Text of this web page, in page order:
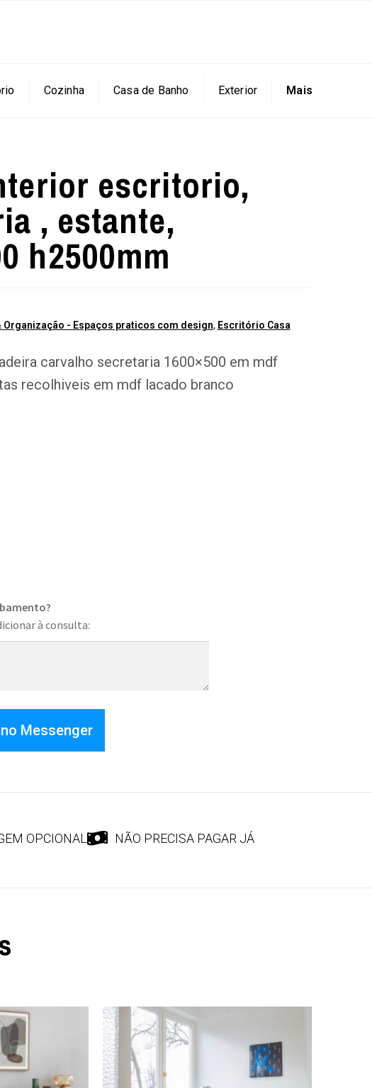
Cozinha Casa de Banho Exterior Mais
escritorio,
, estante,
h2500mm
Organização - Espaços praticos com design, Escritório Casa
carvalho secretaria 1600×500 em mdf
recolhiveis em mdf lacado branco
à consulta:
Messenger
OPCIONAL NÃO PRECISA PAGAR JÁ